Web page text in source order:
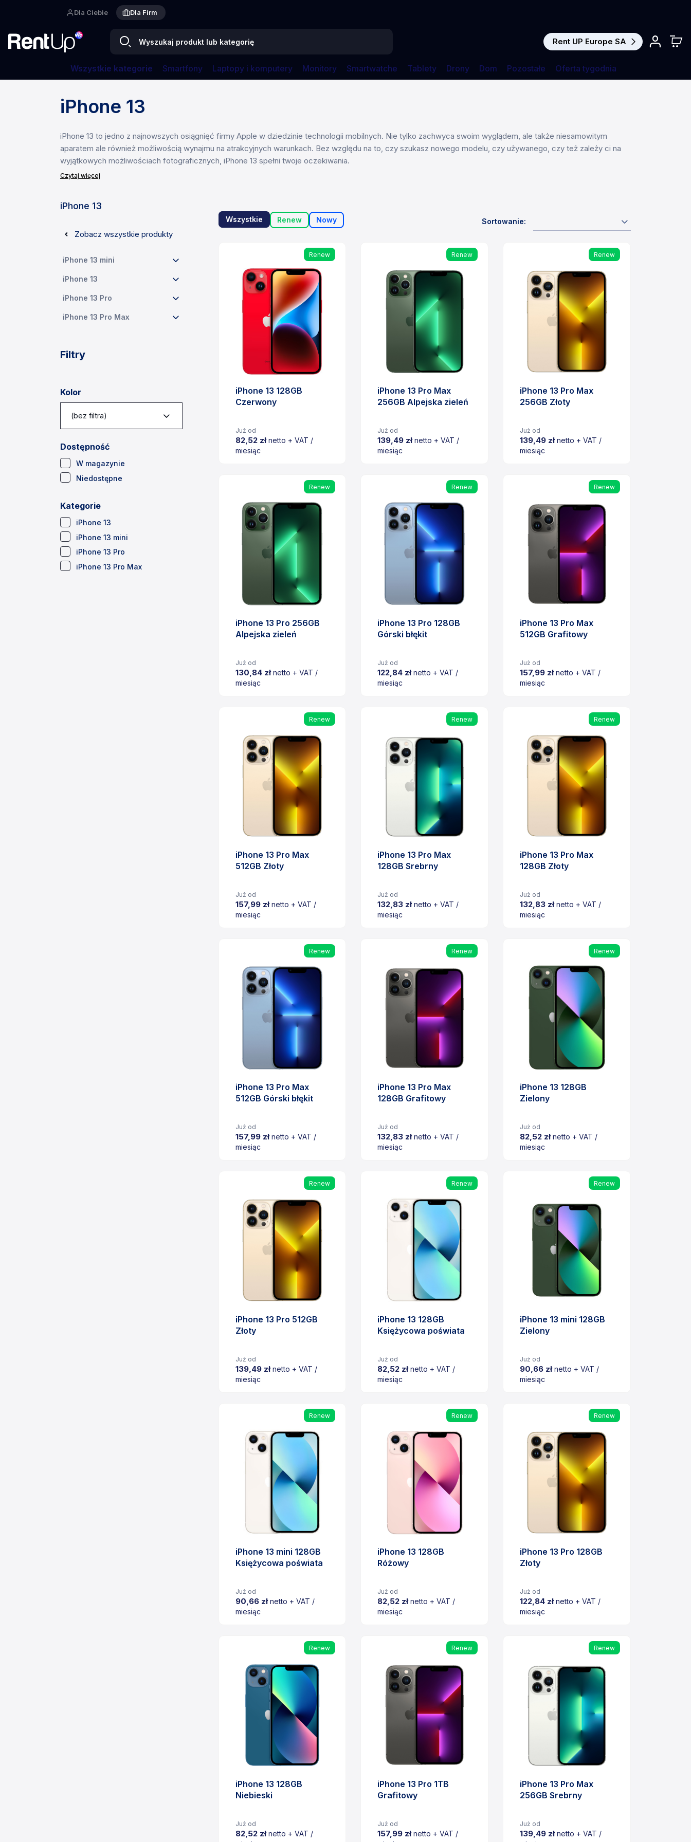
Rent UP Europe SA
Wszystkie kategorie Smartfony Laptopy i komputery Monitory Smartwatche Tablety Drony Dom Pozostałe Oferta tygodnia
Dla Ciebie Dla Firm
Strona główna Smartfony Apple iPhone 13
iPhone 13
iPhone 13 to jedno z najnowszych osiągnięć firmy Apple w dziedzinie technologii mobilnych. Nie tylko zachwyca swoim wyglądem, ale także niesamowitym
aparatem ale również możliwością wynajmu na atrakcyjnych warunkach. Bez względu na to, czy szukasz nowego modelu, czy używanego, czy też zależy ci na
wyjątkowych możliwościach fotograficznych, iPhone 13 spełni twoje oczekiwania.
Czytaj więcej
iPhone 13
Zobacz wszystkie produkty
iPhone 13 mini
iPhone 13
iPhone 13 Pro
iPhone 13 Pro Max
Filtry
Kolor
(bez filtra)
Dostępność
W magazynie
Niedostępne
Kategorie
iPhone 13
iPhone 13 mini
iPhone 13 Pro
iPhone 13 Pro Max
Wszystkie Renew Nowy Sortowanie:
Renew
iPhone 13 128GB
Czerwony
Już od
82,52 złnetto + VAT /
miesiąc
Renew
iPhone 13 Pro Max
256GB Alpejska zieleń
Już od
139,49 złnetto + VAT /
miesiąc
Renew
iPhone 13 Pro Max
256GB Złoty
Już od
139,49 złnetto + VAT /
miesiąc
Renew
iPhone 13 Pro 256GB
Alpejska zieleń
Już od
130,84 złnetto + VAT /
miesiąc
Renew
iPhone 13 Pro 128GB
Górski błękit
Już od
122,84 złnetto + VAT /
miesiąc
Renew
iPhone 13 Pro Max
512GB Grafitowy
Już od
157,99 złnetto + VAT /
miesiąc
Renew
iPhone 13 Pro Max
512GB Złoty
Już od
157,99 złnetto + VAT /
miesiąc
Renew
iPhone 13 Pro Max
128GB Srebrny
Już od
132,83 złnetto + VAT /
miesiąc
Renew
iPhone 13 Pro Max
128GB Złoty
Już od
132,83 złnetto + VAT /
miesiąc
Renew
iPhone 13 Pro Max
512GB Górski błękit
Już od
157,99 złnetto + VAT /
miesiąc
Renew
iPhone 13 Pro Max
128GB Grafitowy
Już od
132,83 złnetto + VAT /
miesiąc
Renew
iPhone 13 128GB
Zielony
Już od
82,52 złnetto + VAT /
miesiąc
Renew
iPhone 13 Pro 512GB
Złoty
Już od
139,49 złnetto + VAT /
miesiąc
Renew
iPhone 13 128GB
Księżycowa poświata
Już od
82,52 złnetto + VAT /
miesiąc
Renew
iPhone 13 mini 128GB
Zielony
Już od
90,66 złnetto + VAT /
miesiąc
Renew
iPhone 13 mini 128GB
Księżycowa poświata
Już od
90,66 złnetto + VAT /
miesiąc
Renew
iPhone 13 128GB
Różowy
Już od
82,52 złnetto + VAT /
miesiąc
Renew
iPhone 13 Pro 128GB
Złoty
Już od
122,84 złnetto + VAT /
miesiąc
Renew
iPhone 13 128GB
Niebieski
Już od
82,52 złnetto + VAT /
Renew
iPhone 13 Pro 1TB
Grafitowy
Już od
157,99 złnetto + VAT /
Renew
iPhone 13 Pro Max
256GB Srebrny
Już od
139,49 złnetto + VAT /